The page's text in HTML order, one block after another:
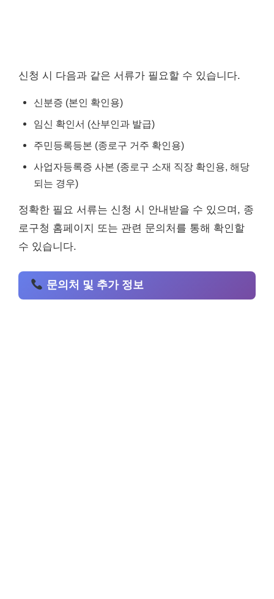
신청 시 다음과 같은 서류가 필요할 수 있습니다.
신분증 (본인 확인용)
임신 확인서 (산부인과 발급)
주민등록등본 (종로구 거주 확인용)
사업자등록증 사본 (종로구 소재 직장 확인용, 해당
되는 경우)
정확한 필요 서류는 신청 시 안내받을 수 있으며, 종
로구청 홈페이지 또는 관련 문의처를 통해 확인할
수 있습니다.
문의처 및 추가 정보